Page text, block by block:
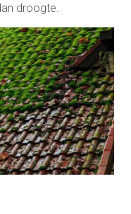
droogte.